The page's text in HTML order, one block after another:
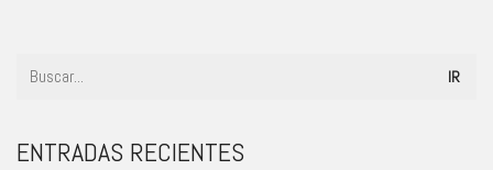
ENTRADAS RECIENTES